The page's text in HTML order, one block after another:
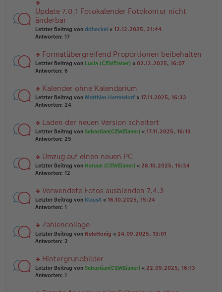
tr
a
g
el
es
e
n
er
tr
a
g
rs
te
r
u
n
el
es
e
B
ei
tr
g
Update 7.0.1 Fotokalender Fotokontur nicht
änderbar
Letzter Beitrag von ddheckel « 12.12.2025, 21:44
Antworten: 17
rs
te
n
g
el
e
n
er
tr
a
g
Formatübergreifend Proportionen beibehalten
Letzter Beitrag von Lucia (CEWEianer) « 02.12.2025, 16:07
Antworten: 6
rs
te
n
g
el
e
n
er
tr
a
g
Kalender ohne Kalendarium
Letzter Beitrag von Matthias Hermsdorf « 17.11.2025, 16:33
Antworten: 24
rs
te
n
g
el
e
n
er
tr
a
g
Laden der neuen Version scheitert
Letzter Beitrag von Sebastian(CEWEianer) « 17.11.2025, 16:13
Antworten: 25
rs
te
n
g
el
e
n
er
tr
a
g
Umzug auf einen neuen PC
Letzter Beitrag von Haruun (CEWEianer) « 28.10.2025, 15:34
Antworten: 12
rs
te
n
g
el
e
n
er
Verwendete Fotos ausblenden 7.4.3
Letzter Beitrag von KlausA « 16.10.2025, 15:24
Antworten: 1
rs
te
n
g
el
Zahlencollage
Letzter Beitrag von NeleHonig « 24.09.2025, 13:01
Antworten: 2
rs
te
Hintergrundbilder
Letzter Beitrag von Sebastian(CEWEianer) « 22.09.2025, 16:13
Antworten: 1